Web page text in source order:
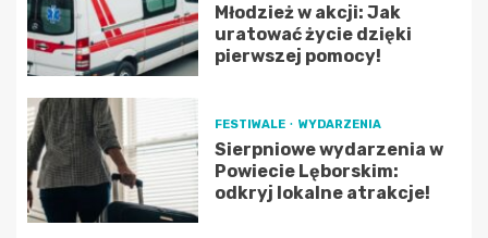
Młodzież w akcji: Jak
uratować życie dzięki
pierwszej pomocy!
FESTIWALE WYDARZENIA
Sierpniowe wydarzenia w
Powiecie Lęborskim:
odkryj lokalne atrakcje!